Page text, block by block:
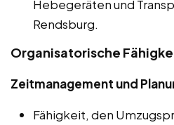
Hebegeräten und
Rendsburg.
Organisatorische
Zeitmanagement und
Fähigkeit, den